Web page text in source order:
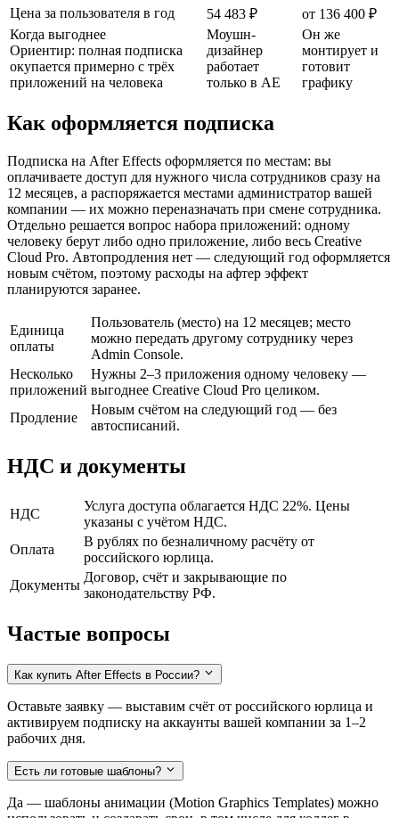
Цена за пользователя в год
54 483 ₽
от 136 400 ₽
Когда выгоднее
Ориентир: полная подписка
окупается примерно с трёх
приложений на человека
Моушн-
дизайнер
работает
только в AE
Он же
монтирует и
готовит
графику
Как оформляется подписка
Подписка на After Effects оформляется по местам: вы
оплачиваете доступ для нужного числа сотрудников сразу на
12 месяцев, а распоряжается местами администратор вашей
компании — их можно переназначать при смене сотрудника.
Отдельно решается вопрос набора приложений: одному
человеку берут либо одно приложение, либо весь Creative
Cloud Pro. Автопродления нет — следующий год оформляется
новым счётом, поэтому расходы на афтер эффект
планируются заранее.
Единица
оплаты
Пользователь (место) на 12 месяцев; место
можно передать другому сотруднику через
Admin Console.
Несколько
приложений
Нужны 2–3 приложения одному человеку —
выгоднее Creative Cloud Pro целиком.
Продление
Новым счётом на следующий год — без
автосписаний.
НДС и документы
НДС
Услуга доступа облагается НДС 22%. Цены
указаны с учётом НДС.
Оплата
В рублях по безналичному расчёту от
российского юрлица.
Документы
Договор, счёт и закрывающие по
законодательству РФ.
Частые вопросы
Как купить After Effects в России?
Оставьте заявку — выставим счёт от российского юрлица и
активируем подписку на аккаунты вашей компании за 1–2
рабочих дня.
Есть ли готовые шаблоны?
Да — шаблоны анимации (Motion Graphics Templates) можно